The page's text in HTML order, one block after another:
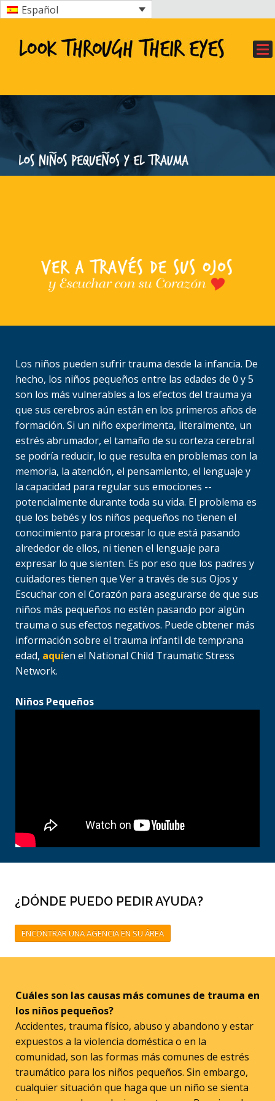
Español
Los niños pueden sufrir trauma desde la infancia. De
hecho, los niños pequeños entre las edades de 0 y 5
son los más vulnerables a los efectos del trauma ya
que sus cerebros aún están en los primeros años de
formación. Si un niño experimenta, literalmente, un
estrés abrumador, el tamaño de su corteza cerebral
se podría reducir, lo que resulta en problemas con la
memoria, la atención, el pensamiento, el lenguaje y
la capacidad para regular sus emociones --
potencialmente durante toda su vida. El problema es
que los bebés y los niños pequeños no tienen el
conocimiento para procesar lo que está pasando
alrededor de ellos, ni tienen el lenguaje para
expresar lo que sienten. Es por eso que los padres y
cuidadores tienen que Ver a través de sus Ojos y
Escuchar con el Corazón para asegurarse de que sus
niños más pequeños no estén pasando por algún
trauma o sus efectos negativos. Puede obtener más
información sobre el trauma infantil de temprana
edad, aquíen el National Child Traumatic Stress
Network.
Niños Pequeños
¿DÓNDE PUEDO PEDIR AYUDA?
ENCONTRAR UNA AGENCIA EN SU ÁREA
Cuáles son las causas más comunes de trauma en
los niños pequeños?
Accidentes, trauma físico, abuso y abandono y estar
expuestos a la violencia doméstica o en la
comunidad, son las formas más comunes de estrés
traumático para los niños pequeños. Sin embargo,
cualquier situación que haga que un niño se sienta